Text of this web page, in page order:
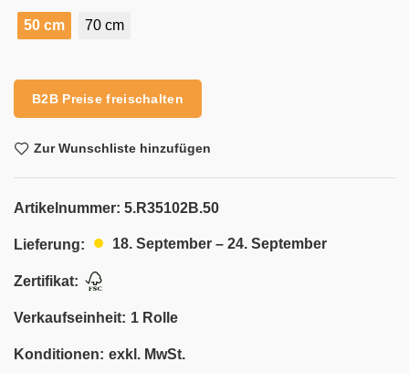
50 cm 70 cm
B2B Preise freischalten
Zur Wunschliste hinzufügen
Artikelnummer: 5.R35102B.50
Lieferung: 18. September – 24. September
Zertifikat:
Verkaufseinheit: 1 Rolle
Konditionen: exkl. MwSt.